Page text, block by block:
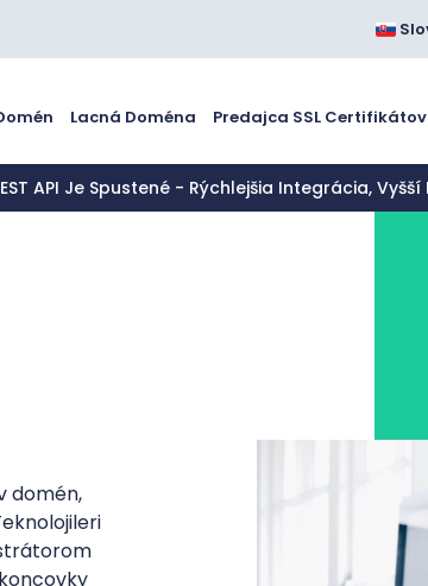
Lacná Doména Predajca SSL Certifikátov
API Je Spustené - Rýchlejšia Integrácia,
domén,